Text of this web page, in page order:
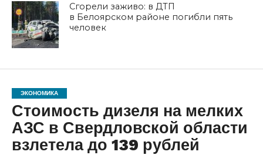
Сгорели заживо: в ДТП
в Белоярском районе погибли пять
человек
ЭКОНОМИКА
Стоимость дизеля на мелких
АЗС в Свердловской области
взлетела до 139 рублей